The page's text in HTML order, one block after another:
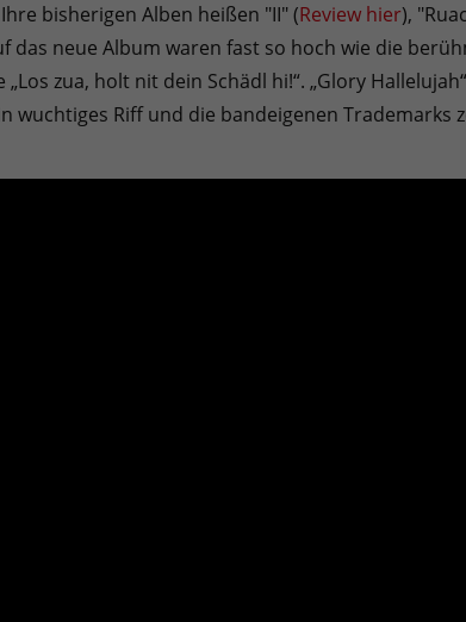
bisherigen Alben heißen "II" (Review hier),
das neue Album waren fast so hoch wie die
zua, holt nit dein Schädl hi!“. „Glory
wuchtiges Riff und die bandeigenen